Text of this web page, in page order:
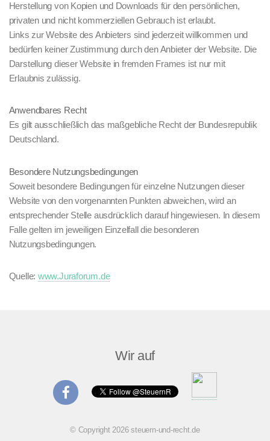
Herstellung von Kopien und Downloads für den persönlichen,
privaten und nicht kommerziellen Gebrauch ist erlaubt.
Links zur Website des Anbieters sind jederzeit willkommen und
bedürfen keiner Zustimmung durch den Anbieter der Website. Die
Darstellung dieser Website in fremden Frames ist nur mit
Erlaubnis zulässig.
Anwendbares Recht
Es gilt ausschließlich das maßgebliche Recht der Bundesrepublik
Deutschland.
Besondere Nutzungsbedingungen
Soweit besondere Bedingungen für einzelne Nutzungen dieser
Website von den vorgenannten Punkten abweichen, wird an
entsprechender Stelle ausdrücklich darauf hingewiesen. In diesem
Falle gelten im jeweiligen Einzelfall die besonderen
Nutzungsbedingungen.
Quelle: www.Juraforum.de
Wir auf
© Copyright 2026 steuern-und-recht.de